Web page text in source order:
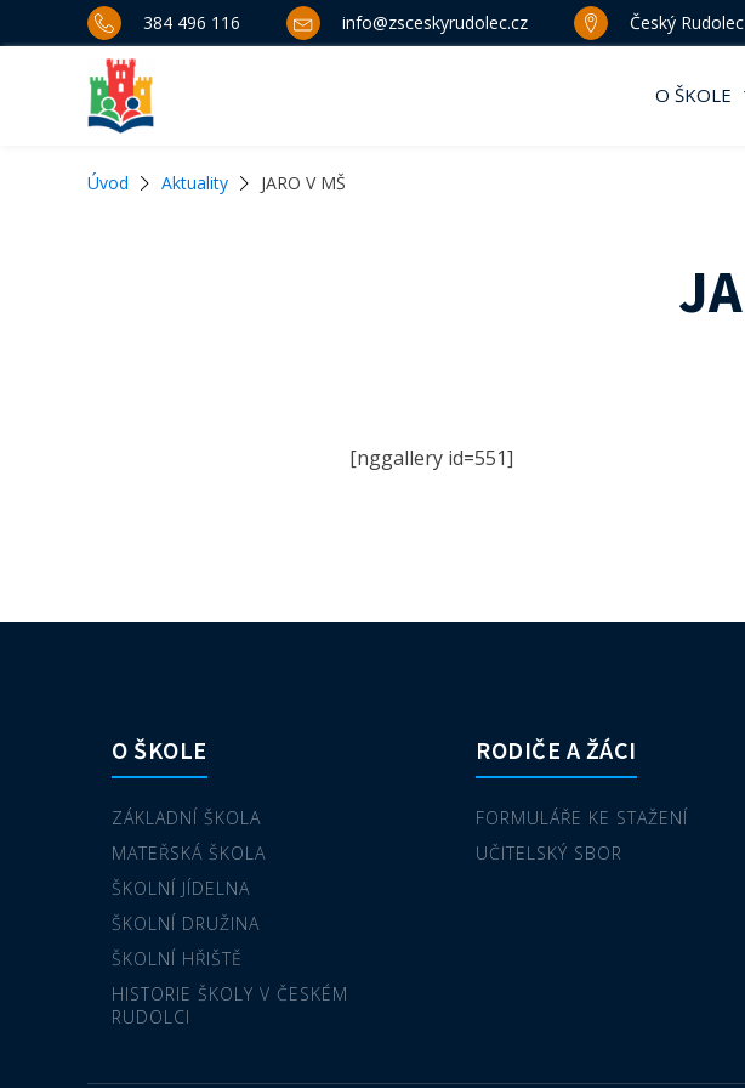
384 496 116 info@zsceskyrudolec.cz Český
O ŠKOLE
Úvod Aktuality JARO V MŠ
[nggallery id=551]
O ŠKOLE
ZÁKLADNÍ ŠKOLA
MATEŘSKÁ ŠKOLA
ŠKOLNÍ JÍDELNA
ŠKOLNÍ DRUŽINA
ŠKOLNÍ HŘIŠTĚ
HISTORIE ŠKOLY V ČESKÉM
RUDOLCI
RODIČE A ŽÁCI
FORMULÁŘE KE STAŽENÍ
UČITELSKÝ SBOR